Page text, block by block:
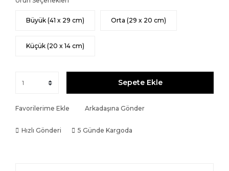
Büyük (41 x 29 cm) Orta (29 x 20 cm)
Küçük (20 x 14 cm)
Sepete Ekle
Favorilerime Ekle Arkadaşına Gönder
Hızlı Gönderi 5 Günde Kargoda